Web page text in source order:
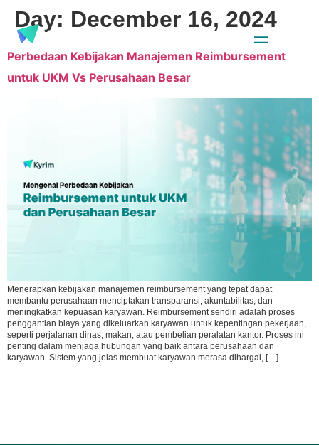
Day: December 16, 2024
Perbedaan Kebijakan Manajemen Reimbursement
untuk UKM Vs Perusahaan Besar
Menerapkan kebijakan manajemen reimbursement yang tepat dapat
membantu perusahaan menciptakan transparansi, akuntabilitas, dan
meningkatkan kepuasan karyawan. Reimbursement sendiri adalah proses
penggantian biaya yang dikeluarkan karyawan untuk kepentingan pekerjaan,
seperti perjalanan dinas, makan, atau pembelian peralatan kantor. Proses ini
penting dalam menjaga hubungan yang baik antara perusahaan dan
karyawan. Sistem yang jelas membuat karyawan merasa dihargai, […]